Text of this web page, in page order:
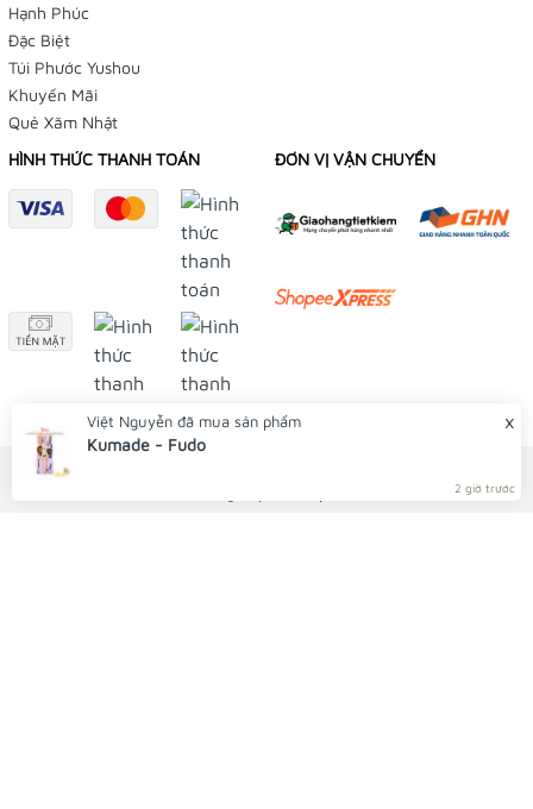
Hạnh Phúc
Đặc Biệt
Túi Phước Yushou
Khuyến Mãi
Quẻ Xăm Nhật
HÌNH THỨC THANH TOÁN ĐƠN VỊ VẬN CHUYỂN
x